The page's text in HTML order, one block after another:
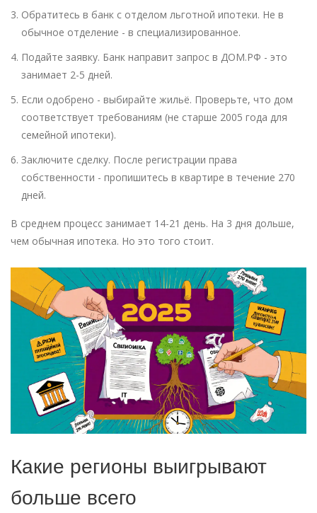
Обратитесь в банк с отделом льготной ипотеки. Не в
обычное отделение - в специализированное.
Подайте заявку. Банк направит запрос в ДОМ.РФ - это
занимает 2-5 дней.
Если одобрено - выбирайте жильё. Проверьте, что дом
соответствует требованиям (не старше 2005 года для
семейной ипотеки).
Заключите сделку. После регистрации права
собственности - пропишитесь в квартире в течение 270
дней.
В среднем процесс занимает 14-21 день. На 3 дня дольше,
чем обычная ипотека. Но это того стоит.
Какие регионы выигрывают
больше всего